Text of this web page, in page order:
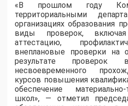
«В прошлом году
территориальными
организациях образования
виды проверок, включая
аттестацию,
внеплановые проверки на
результате проверок
несвоевременного
курсов повышения
обеспечение
школ», — отметил